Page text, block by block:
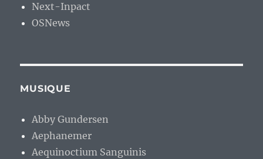
Next-Inpact
OSNews
MUSIQUE
Abby Gundersen
Aephanemer
Aequinoctium Sanguinis